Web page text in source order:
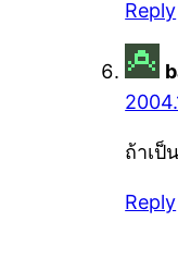
Reply
ถ้าเป็
Reply